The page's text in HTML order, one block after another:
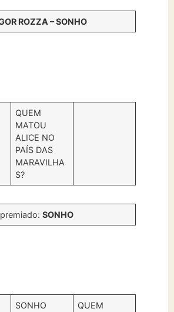
ROZZA – SONHO
QUEM
MATOU
ALICE NO
PAÍS DAS
MARAVILHA
S?
SONHO
SONHO
QUEM